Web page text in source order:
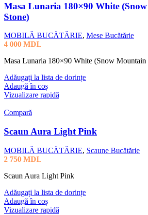
Masa Lunaria 180×90 White
Stone)
MOBILĂ BUCĂTĂRIE, Mese Bucătărie
4 000 MDL
Masa Lunaria 180×90 White (Snow Mountain
Adăugați la lista de dorințe
Adaugă în coș
Vizualizare rapidă
Compară
Scaun Aura Light Pink
MOBILĂ BUCĂTĂRIE, Scaune Bucătărie
2 750 MDL
Scaun Aura Light Pink
Adăugați la lista de dorințe
Adaugă în coș
Vizualizare rapidă